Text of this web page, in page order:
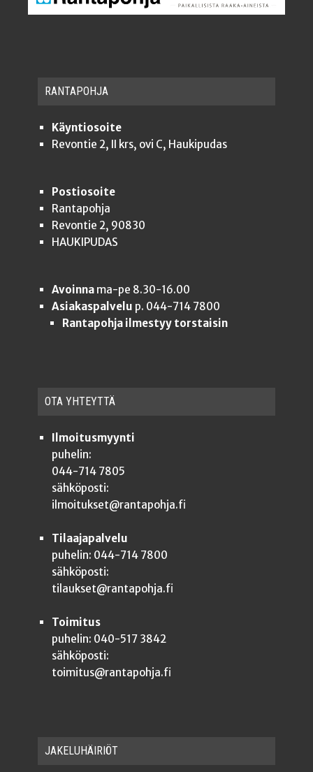
RAN­TA­POH­JA
Käyntiosoite
Revontie 2, II krs, ovi C, Haukipudas
Postiosoite
Rantapohja
Revontie 2, 90830
HAUKIPUDAS
Avoinnama-pe 8.30-16.00
Asiakaspalvelu p. 044-714 7800
Rantapohja ilmestyy torstaisin
OTA YHTEYT­TÄ
Ilmoitusmyynti
puhelin:
044-714 7805
sähköposti:
ilmoitukset@rantapohja.fi
Tilaajapalvelu
puhelin: 044-714 7800
sähköposti:
tilaukset@rantapohja.fi
Toimitus
puhelin: 040-517 3842
sähköposti:
toimitus@rantapohja.fi
JAKE­LU­HÄI­RIÖT